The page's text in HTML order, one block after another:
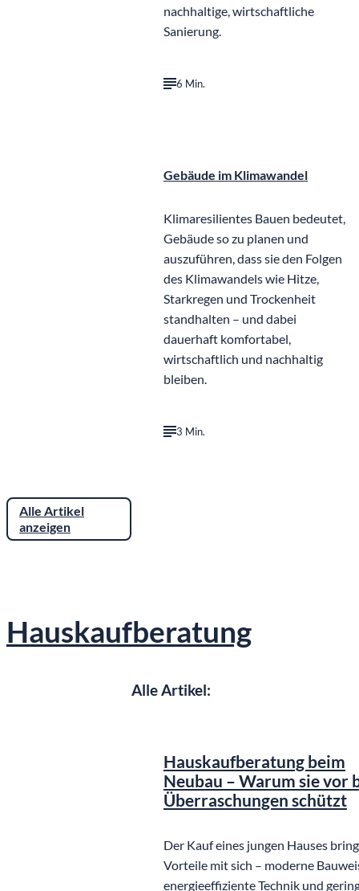
nachhaltige, wirtschaftliche
Sanierung.
6 Min.
Gebäude im Klimawandel
Klimaresilientes Bauen bedeutet,
Gebäude so zu planen und
auszuführen, dass sie den Folgen
des Klimawandels wie Hitze,
Starkregen und Trockenheit
standhalten – und dabei
dauerhaft komfortabel,
wirtschaftlich und nachhaltig
bleiben.
3 Min.
Alle Artikel
anzeigen
Hauskaufberatung
Alle Artikel:
Hauskaufberatung beim
Neubau – Warum sie vor
Überraschungen schützt
Der Kauf eines jungen Hauses
Vorteile mit sich – moderne
energieeffiziente Technik und